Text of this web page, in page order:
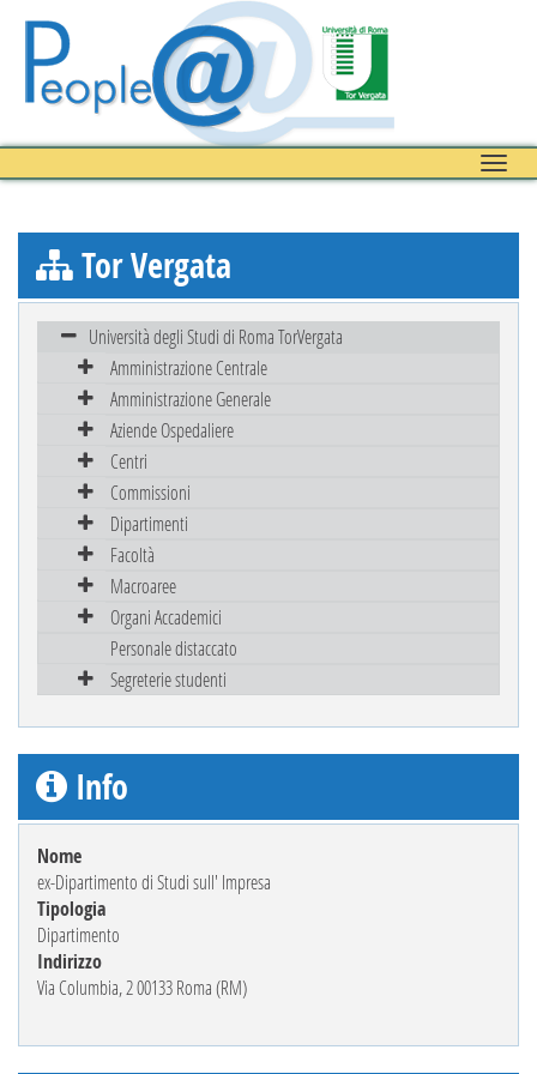
Toggle
Tor Vergata
Università degli Studi di Roma TorVergata
Amministrazione Centrale
Amministrazione Generale
Aziende Ospedaliere
Centri
Commissioni
Dipartimenti
Facoltà
Macroaree
Organi Accademici
Personale distaccato
Segreterie studenti
Info
Nome
ex-Dipartimento di Studi sull' Impresa
Tipologia
Dipartimento
Indirizzo
Via Columbia, 2 00133 Roma (RM)